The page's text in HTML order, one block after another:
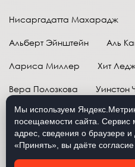
Нисаргадатта Махарадж
Альберт Эйнштейн Аль
Лариса Миллер Хит
Вера Полозкова Уинстон
Марк Твен Расул
Далай-лама XIV Уоррен
Давид Самойлов Антон
Мы используем
посещаемости сайта. Сервис
адрес, сведения о браузере
«Принять», вы даёте